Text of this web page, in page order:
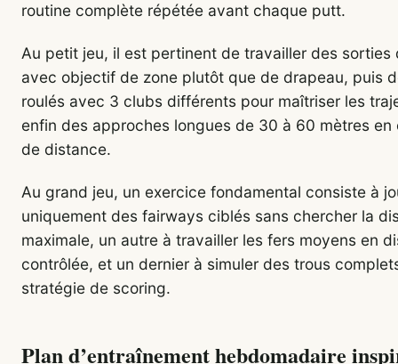
routine complète répétée avant chaque putt.
Au petit jeu, il est pertinent de travailler des sorties
avec objectif de zone plutôt que de drapeau, puis
roulés avec 3 clubs différents pour maîtriser les
enfin des approches longues de 30 à 60 mètres en
de distance.
Au grand jeu, un exercice fondamental consiste à
uniquement des fairways ciblés sans chercher la
maximale, un autre à travailler les fers moyens en
contrôlée, et un dernier à simuler des trous
stratégie de scoring.
Plan d’entraînement hebdomadaire